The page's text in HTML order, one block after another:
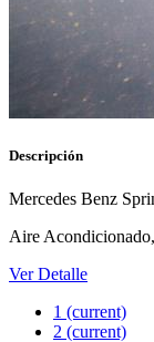
Descripción
Mercedes Benz
Aire
Ver Detalle
1 (current)
2 (current)